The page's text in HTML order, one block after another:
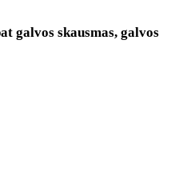
galvos skausmas, galvos